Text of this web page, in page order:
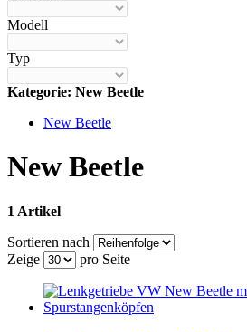
Modell
Typ
Kategorie: New Beetle
New Beetle
New Beetle
1 Artikel
Sortieren nach
Zeige
pro Seite